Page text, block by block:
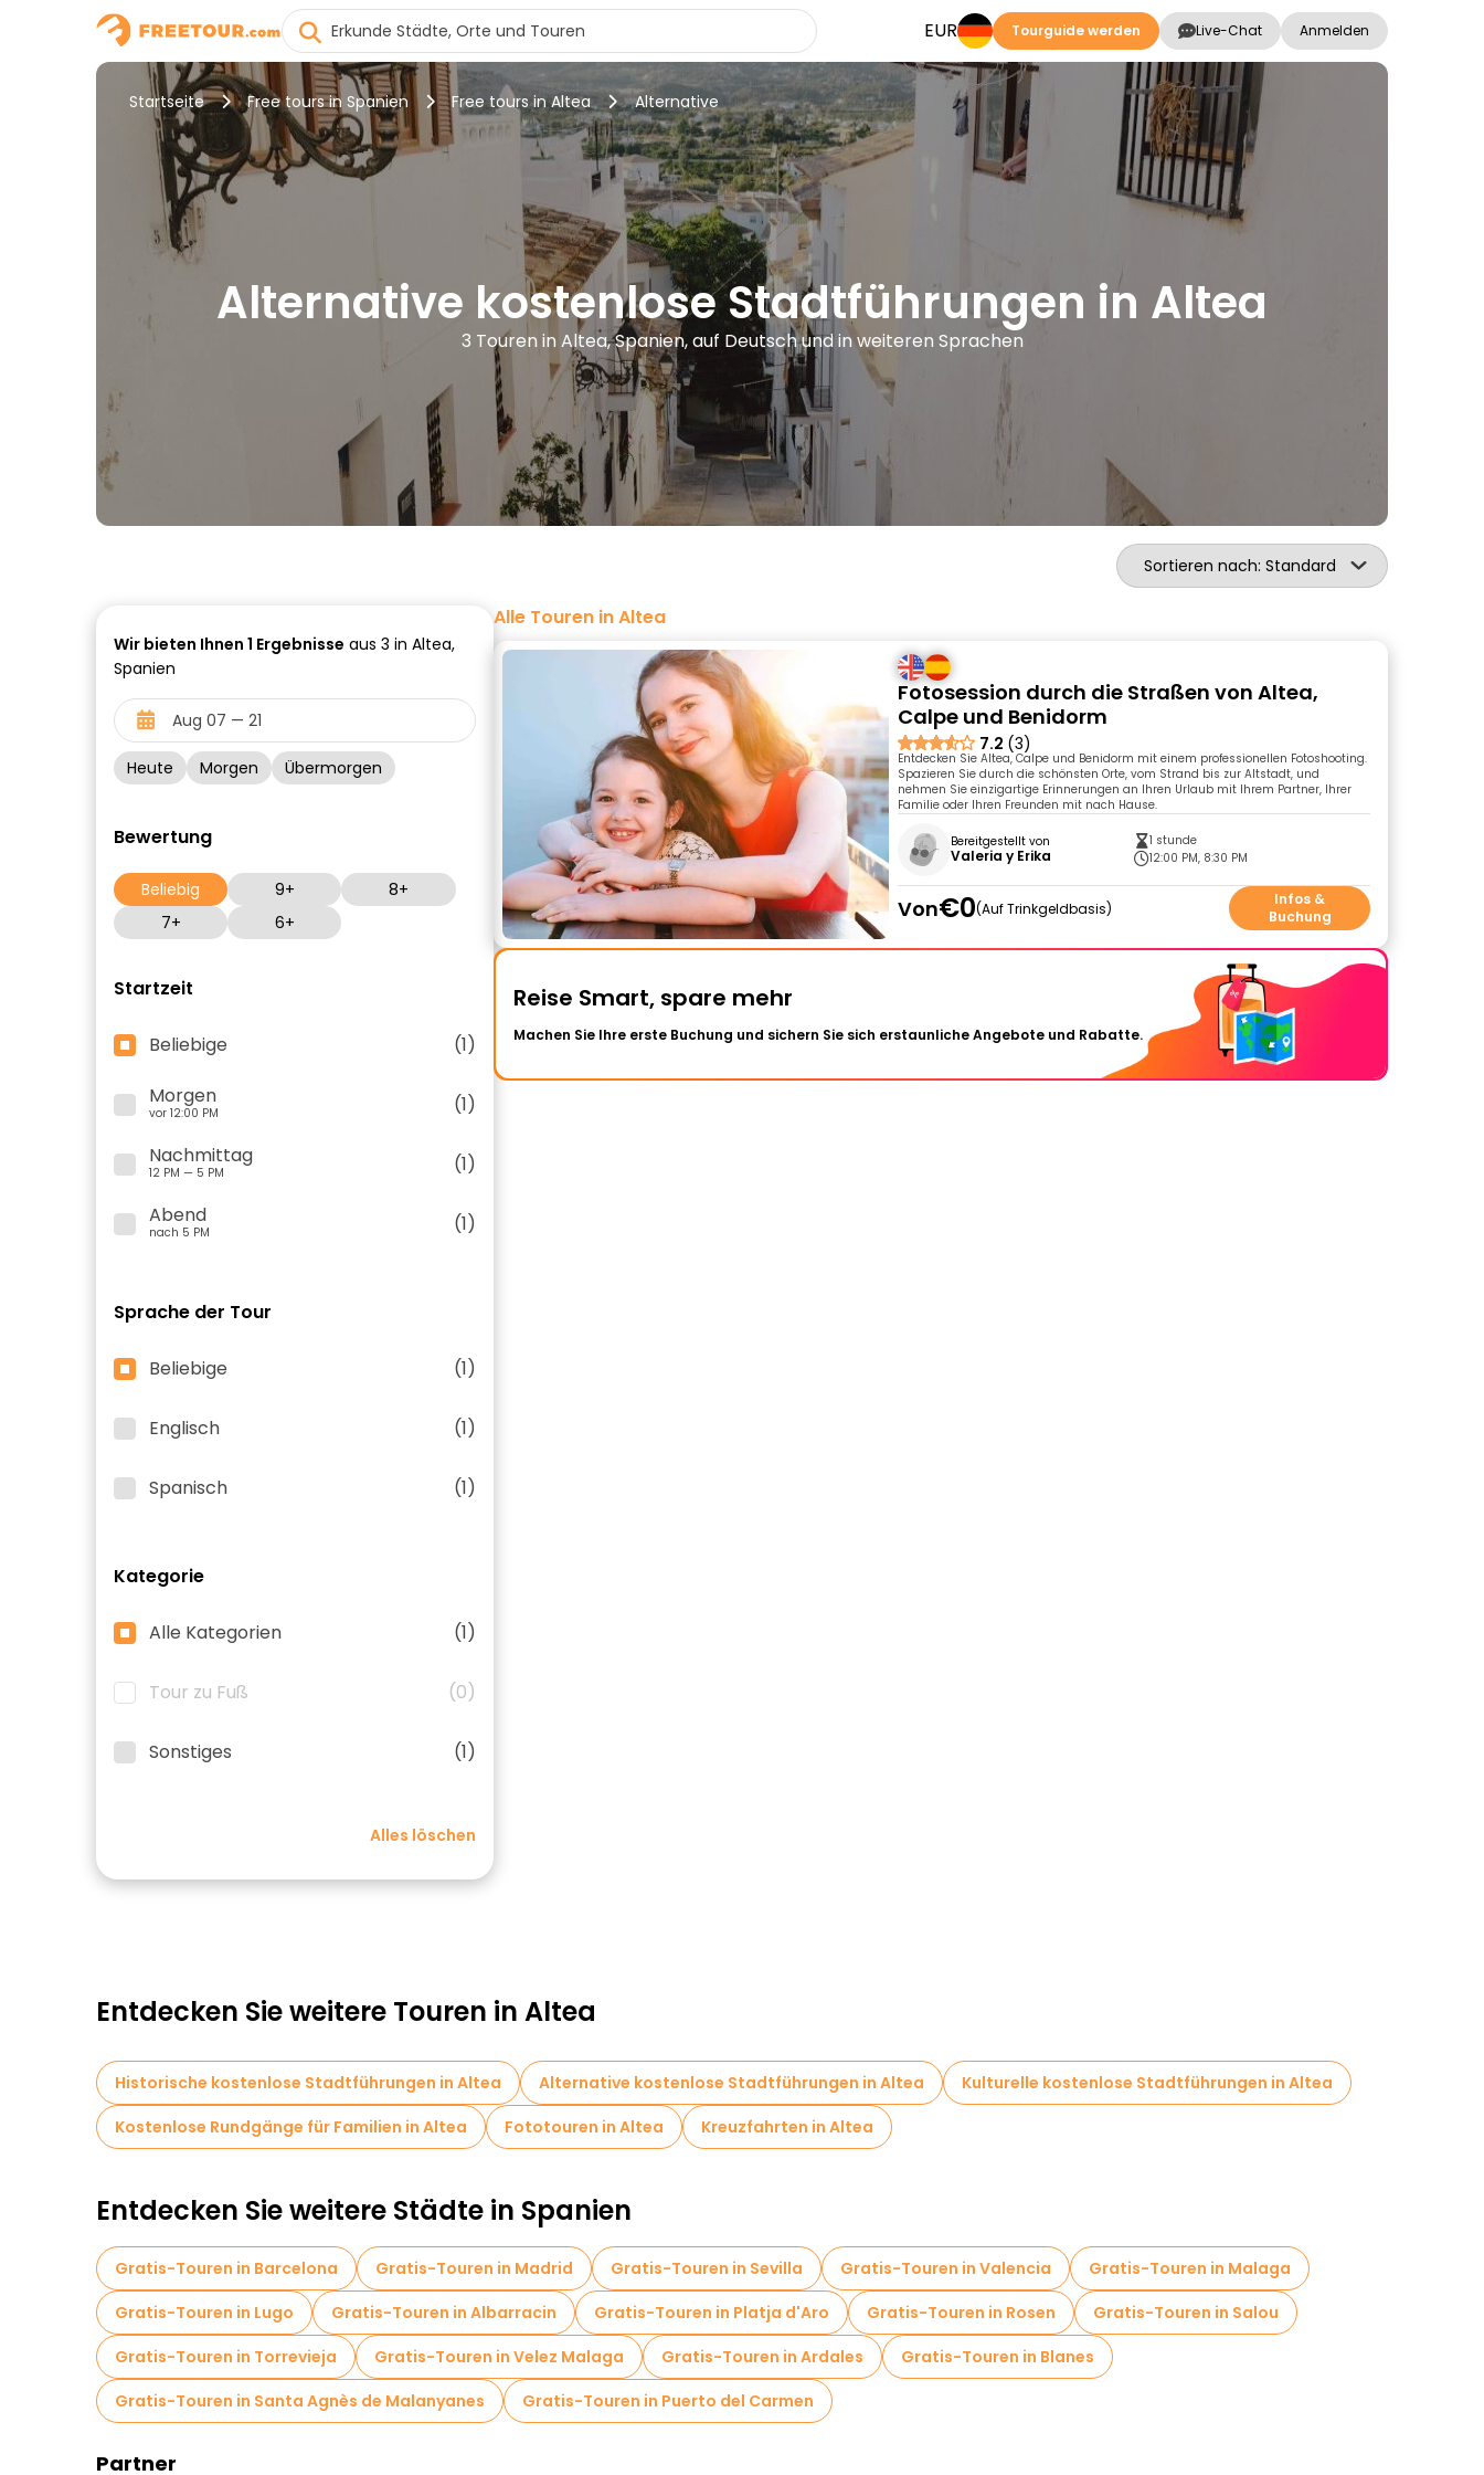
EUR Tourguide werden Live-Chat Anmelden
Startseite Free tours in Spanien Free tours in Altea Alternative
Alternative kostenlose Stadtführungen in Altea
3 Touren in Altea, Spanien, auf Deutsch und in weiteren Sprachen
Sortieren nach: Standard
Wir bieten Ihnen 1 Ergebnisse aus 3 in Altea,
Spanien
Heute Morgen Übermorgen
Bewertung
Beliebig 9+
8+
7+
6+
Startzeit
Beliebige
(1)
Morgen
vor 12:00 PM
(1)
Nachmittag
12 PM — 5 PM
(1)
Abend
nach 5 PM (1)
Sprache der Tour
Beliebige (1)
Englisch (1)
Spanisch (1)
Kategorie
Alle Kategorien (1)
Tour zu Fuß (0)
Sonstiges (1)
Alles löschen
Alle Touren in Altea
Fotosession durch die Straßen von Altea,
Calpe und Benidorm
7.2 (3)
Entdecken Sie Altea, Calpe und Benidorm mit einem professionellen Fotoshooting.
Spazieren Sie durch die schönsten Orte, vom Strand bis zur Altstadt, und
nehmen Sie einzigartige Erinnerungen an Ihren Urlaub mit Ihrem Partner, Ihrer
Familie oder Ihren Freunden mit nach Hause.
Bereitgestellt von
Valeria y Erika
1 stunde
12:00 PM, 8:30 PM
Von€0 Auf Trinkgeldbasis
Infos &
Buchung
Reise Smart, spare mehr
Machen Sie Ihre erste Buchung und sichern Sie sich erstaunliche Angebote und Rabatte.
Entdecken Sie weitere Touren in Altea
Historische kostenlose Stadtführungen in Altea Alternative kostenlose Stadtführungen in Altea
Kulturelle kostenlose Stadtführungen in Altea
Kostenlose Rundgänge für Familien in Altea
Fototouren in Altea Kreuzfahrten in Altea
Entdecken Sie weitere Städte in Spanien
Gratis-Touren in Barcelona Gratis-Touren in Madrid Gratis-Touren in Sevilla Gratis-Touren in Valencia
Gratis-Touren in Malaga
Gratis-Touren in Lugo
Gratis-Touren in Albarracin Gratis-Touren in Platja d'Aro Gratis-Touren in Rosen
Gratis-Touren in Salou
Gratis-Touren in Torrevieja
Gratis-Touren in Velez Malaga Gratis-Touren in Ardales
Gratis-Touren in Blanes
Gratis-Touren in Santa Agnès de Malanyanes
Gratis-Touren in Puerto del Carmen
Partner